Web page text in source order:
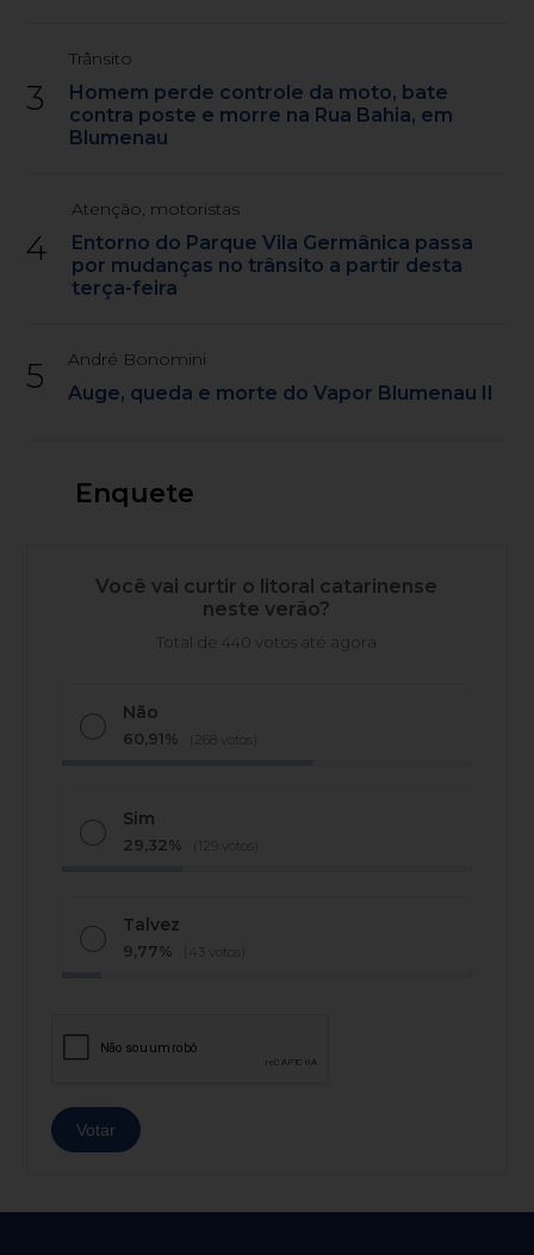
3
Trânsito
Homem perde controle da moto, bate
contra poste e morre na Rua Bahia, em
Blumenau
4
Atenção, motoristas
Entorno do Parque Vila Germânica passa
por mudanças no trânsito a partir desta
terça-feira
5 André Bonomini
Auge, queda e morte do Vapor Blumenau II
Enquete
Você vai curtir o litoral catarinense
neste verão?
Total de 440 votos até agora
Não
60,91% (268 votos)
Sim
29,32% (129 votos)
Talvez
9,77% (43 votos)